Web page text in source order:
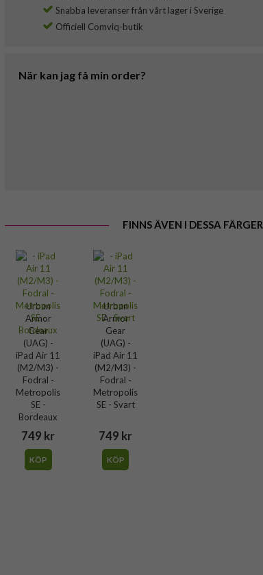
Snabba leveranser från vårt lager i Sverige
Officiell Comviq-butik
När kan jag få min order?
FINNS ÄVEN I DESSA FÄRGER
Urban
Armor
Gear
(UAG) -
iPad Air 11
(M2/M3) -
Fodral -
Metropolis
SE -
Bordeaux
749 kr
KÖP
Urban
Armor
Gear
(UAG) -
iPad Air 11
(M2/M3) -
Fodral -
Metropolis
SE - Svart
749 kr
KÖP